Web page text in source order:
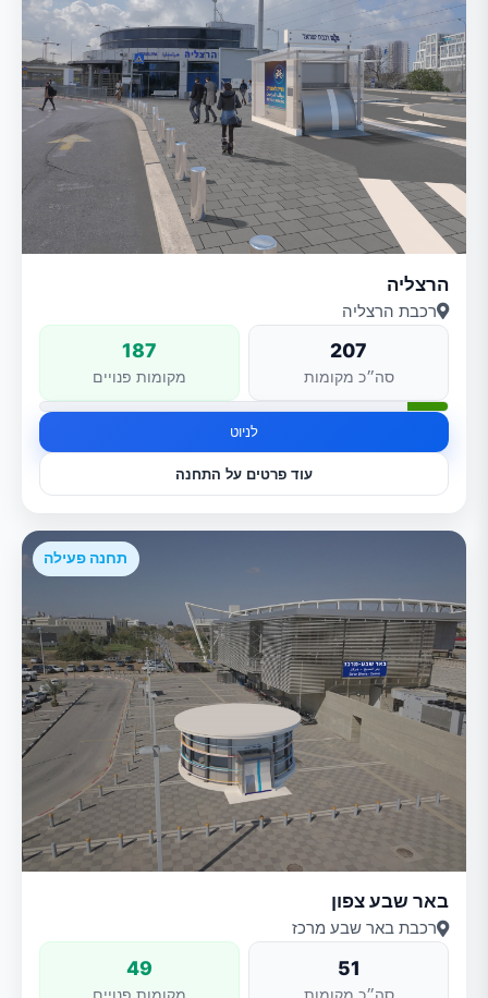
הרצליה
רכבת הרצליה
207
סה״כ מקומות
187
מקומות פנויים
לניוט
עוד פרטים על התחנה
תחנה פעילה
באר שבע צפון
רכבת באר שבע מרכז
51
סה״כ מקומות
49
מקומות פנויים